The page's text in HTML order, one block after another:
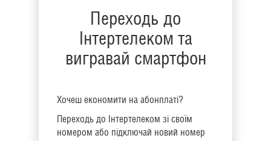
Переходь до
Інтертелеком та
вигравай смартфон
Хочеш економити на абонплаті?
Переходь до Інтертелеком зі своїм
номером або підключай новий номер